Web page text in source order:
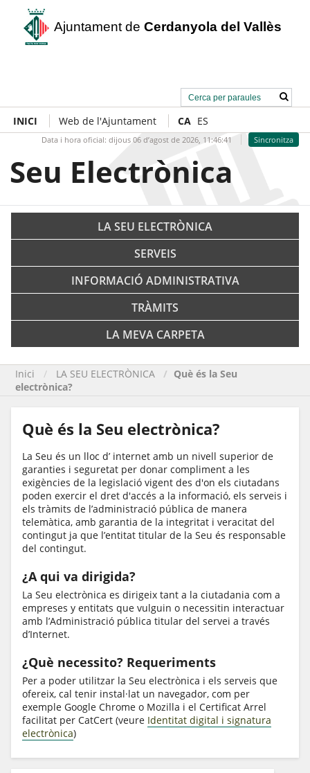
Ajuntament de Cerdanyola del Vallès
INICI Web de l'Ajuntament CA ES
Data i hora oficial: dijous 06 d’agost de 2026, 11:46:42 Sincronitza
Seu Electrònica
LA SEU ELECTRÒNICA
SERVEIS
INFORMACIÓ ADMINISTRATIVA
TRÀMITS
LA MEVA CARPETA
Inici LA SEU ELECTRÒNICA
Què és la Seu
electrònica?
Què és la Seu electrònica?
La Seu és un lloc d’ internet amb un nivell superior de
garanties i seguretat per donar compliment a les
exigències de la legislació vigent des d'on els ciutadans
poden exercir el dret d'accés a la informació, els serveis i
els tràmits de l’administració pública de manera
telemàtica, amb garantia de la integritat i veracitat del
contingut ja que l’entitat titular de la Seu és responsable
del contingut.
¿A qui va dirigida?
La Seu electrònica es dirigeix tant a la ciutadania com a
empreses y entitats que vulguin o necessitin interactuar
amb l’Administració pública titular del servei a través
d’Internet.
¿Què necessito? Requeriments
Per a poder utilitzar la Seu electrònica i els serveis que
ofereix, cal tenir instal·lat un navegador, com per
exemple Google Chrome o Mozilla i el Certificat Arrel
facilitat per CatCert (veure Identitat digital i signatura
electrònica)